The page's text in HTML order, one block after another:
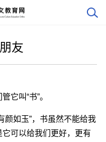
友
叫“书”。
如玉”，书虽然不能给我
可以给我们更好，更有